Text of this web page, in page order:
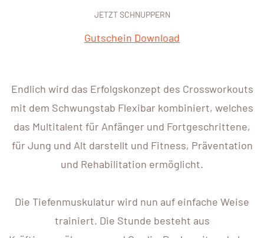
JETZT SCHNUPPERN
Gutschein Download
Endlich wird das Erfolgskonzept des Crossworkouts
mit dem Schwungstab Flexibar kombiniert, welches
das Multitalent für Anfänger und Fortgeschrittene,
für Jung und Alt darstellt und Fitness, Präventation
und Rehabilitation ermöglicht.
Die Tiefenmuskulatur wird nun auf einfache Weise
trainiert. Die Stunde besteht aus